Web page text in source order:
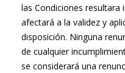
las Condiciones resultara
afectará a la validez y
disposición. Ninguna
de cualquier
se considerará una